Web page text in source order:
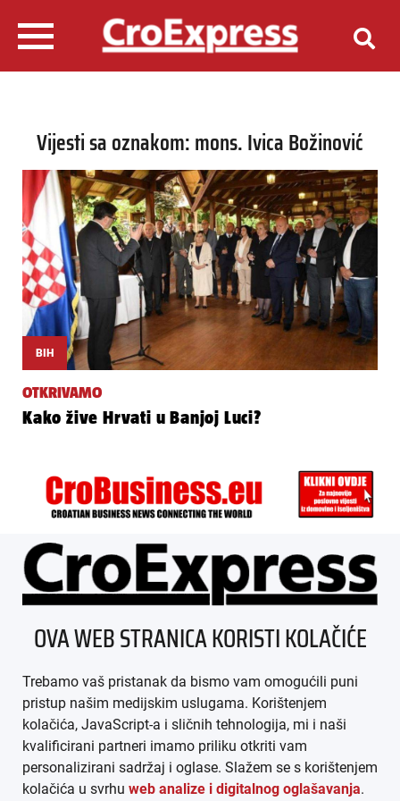
Vijesti sa oznakom: mons. Ivica Božinović
BIH
OTKRIVAMO
Kako žive Hrvati u Banjoj Luci?
ÜBER UNS
IMPRESSUM
AGB
DATENSCHUTZ
MEDIADATEN
OVA WEB STRANICA KORISTI KOLAČIĆE
Trebamo vaš pristanak da bismo vam omogućili puni
pristup našim medijskim uslugama. Korištenjem
kolačića, JavaScript-a i sličnih tehnologija, mi i naši
kvalificirani partneri imamo priliku otkriti vam
personalizirani sadržaj i oglase. Slažem se s korištenjem
kolačića u svrhu web analize i digitalnog oglašavanja.